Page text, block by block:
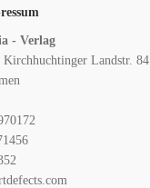
- Verlag
Kirchhuchtinger Landstr. 84